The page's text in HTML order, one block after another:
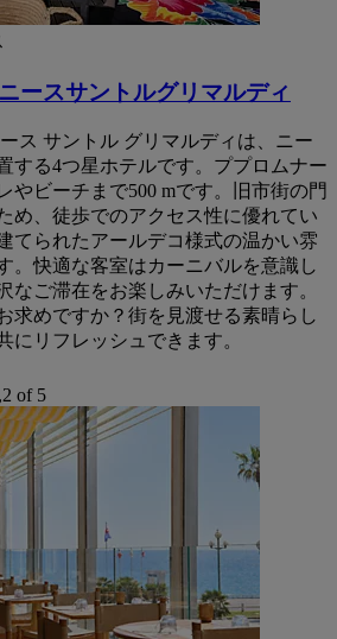
ースサントルグリマルディ
ス サントル グリマルディは、ニー
する4つ星ホテルです。ププロムナー
やビーチまで500 mです。旧市街の門
め、徒歩でのアクセス性に優れてい
てられたアールデコ様式の温かい雰
。快適な客室はカーニバルを意識し
なご滞在をお楽しみいただけます。
求めですか？街を見渡せる素晴らし
にリフレッシュできます。
of 5